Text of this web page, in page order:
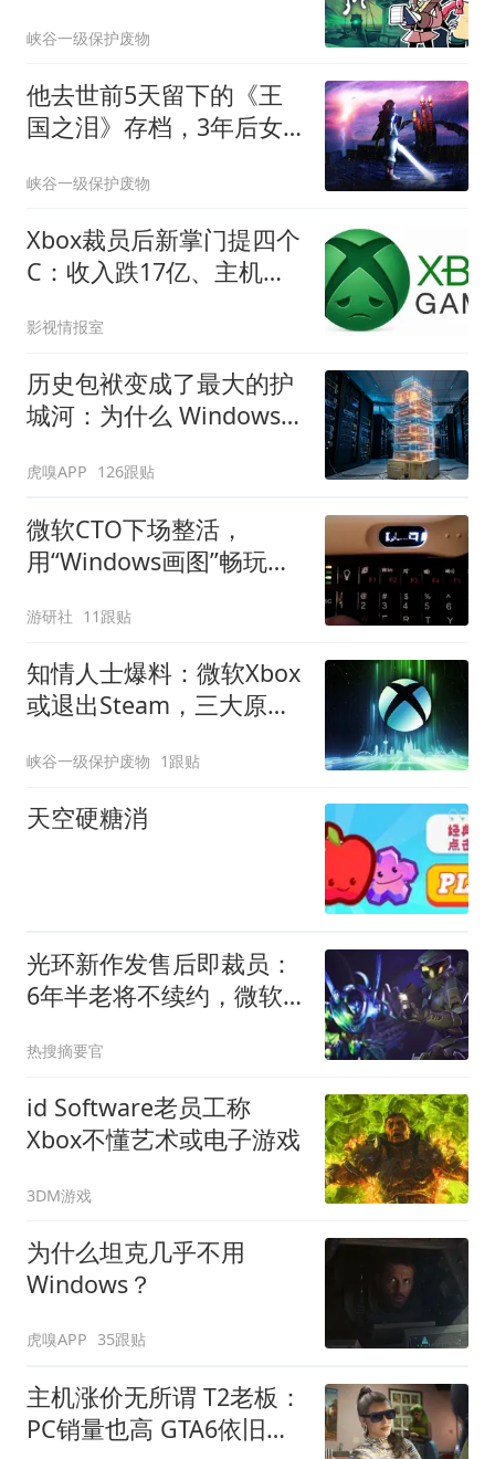
峡谷一级保护废物
他去世前5天留下的《王
国之泪》存档，3年后女
峡谷一级保护废物
Xbox裁员后新掌门提四个
C：收入跌17亿、主机涨
影视情报室
历史包袱变成了最大的护
城河：为什么 Windows
虎嗅APP 126跟贴
微软CTO下场整活，
用“Windows画图”畅玩
游研社 11跟贴
知情人士爆料：微软Xbox
或退出Steam，三大原因
峡谷一级保护废物 1跟贴
天空硬糖消
光环新作发售后即裁员：
6年半老将不续约，微软
热搜摘要官
id Software老员工称
Xbox不懂艺术或电子游戏
3DM游戏
为什么坦克几乎不用
Windows？
虎嗅APP 35跟贴
主机涨价无所谓 T2老板：
PC销量也高 GTA6依旧卖